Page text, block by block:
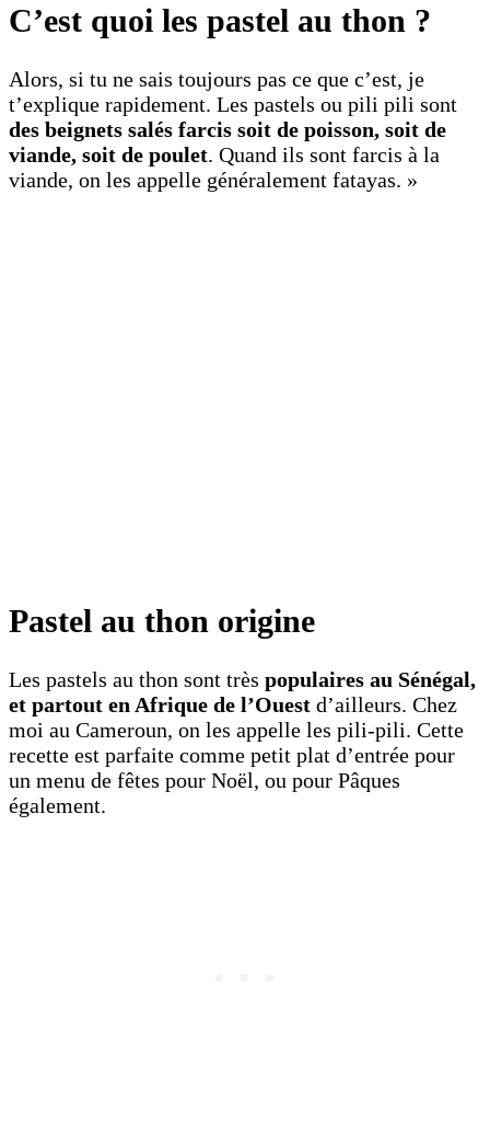
C’est quoi les pastel au thon ?
Alors, si tu ne sais toujours pas ce que c’est, je
t’explique rapidement. Les pastels ou pili pili sont
des beignets salés farcis soit de poisson, soit de
viande, soit de poulet. Quand ils sont farcis à la
viande, on les appelle généralement fatayas. »
Pastel au thon origine
Les pastels au thon sont très populaires au Sénégal,
et partout en Afrique de l’Ouest d’ailleurs. Chez
moi au Cameroun, on les appelle les pili-pili. Cette
recette est parfaite comme petit plat d’entrée pour
un menu de fêtes pour Noël, ou pour Pâques
également.